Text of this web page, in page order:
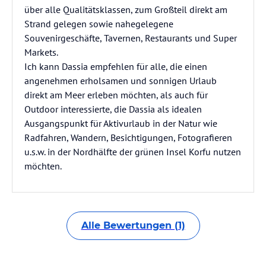
über alle Qualitätsklassen, zum Großteil direkt am
Strand gelegen sowie nahegelegene
Souvenirgeschäfte, Tavernen, Restaurants und Super
Markets.
Ich kann Dassia empfehlen für alle, die einen
angenehmen erholsamen und sonnigen Urlaub
direkt am Meer erleben möchten, als auch für
Outdoor interessierte, die Dassia als idealen
Ausgangspunkt für Aktivurlaub in der Natur wie
Radfahren, Wandern, Besichtigungen, Fotografieren
u.s.w. in der Nordhälfte der grünen Insel Korfu nutzen
möchten.
Alle Bewertungen (1)